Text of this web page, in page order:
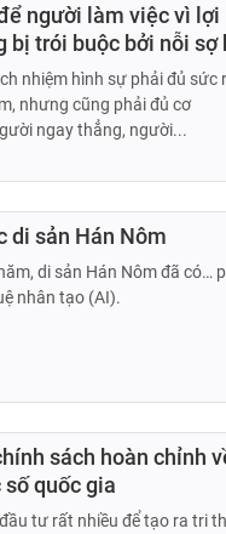
người làm việc vì lợi
bị trói buộc bởi nỗi sợ
nhiệm hình sự phải đủ sức
nhưng cũng phải đủ cơ
ngay thẳng, người...
di sản Hán Nôm
di sản Hán Nôm đã có…
nhân tạo (AI).
sách hoàn chỉnh
quốc gia
tư rất nhiều để tạo ra tri